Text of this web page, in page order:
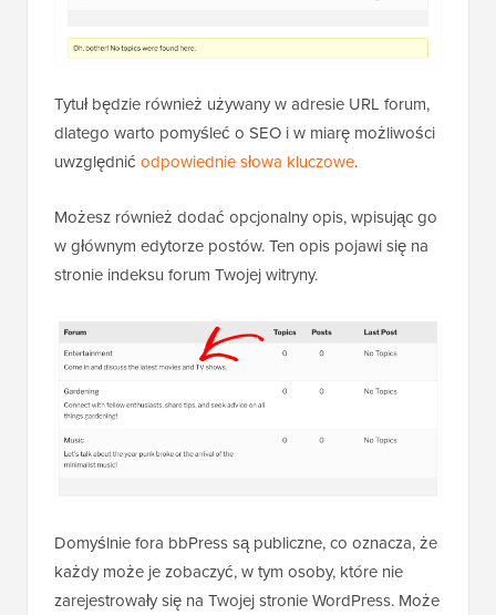
Tytuł będzie również używany w adresie URL forum,
dlatego warto pomyśleć o SEO i w miarę możliwości
uwzględnić odpowiednie słowa kluczowe.
Możesz również dodać opcjonalny opis, wpisując go
w głównym edytorze postów. Ten opis pojawi się na
stronie indeksu forum Twojej witryny.
Domyślnie fora bbPress są publiczne, co oznacza, że
każdy może je zobaczyć, w tym osoby, które nie
zarejestrowały się na Twojej stronie WordPress. Może